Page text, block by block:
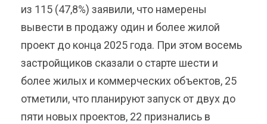
из 115 (47,8%) заявили, что намерены
вывести в продажу один и более жилой
проект до конца 2025 года. При этом восемь
застройщиков сказали о старте шести и
более жилых и коммерческих объектов, 25
отметили, что планируют запуск от двух до
пяти новых проектов, 22 признались в